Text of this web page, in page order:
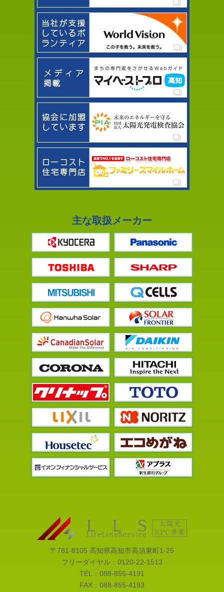
主な取扱メーカー
〒781-8105 高知県高知市高須東町1-25
フリーダイヤル： 0120-22-1513
TEL： 088-855-4191
FAX：088-855-4193